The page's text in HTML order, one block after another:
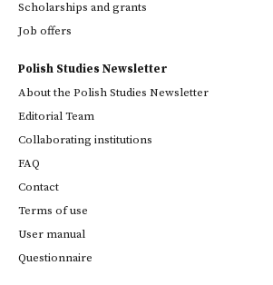
Scholarships and grants
Job offers
Polish Studies Newsletter
About the Polish Studies Newsletter
Editorial Team
Collaborating institutions
FAQ
Contact
Terms of use
User manual
Questionnaire